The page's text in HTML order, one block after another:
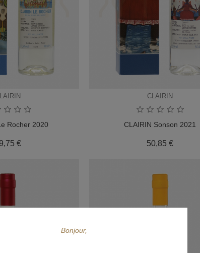
Rocher 2020
€Prix
CLAIRIN
CLAIRIN Sonson 2021
50,85 €Prix
Bonjour,